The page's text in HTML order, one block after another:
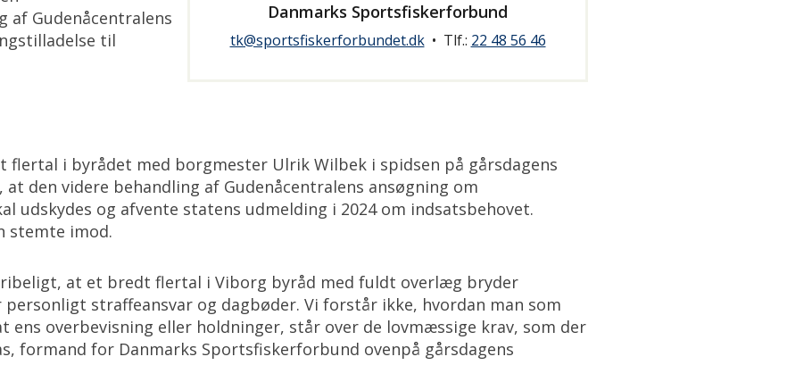
Danmarks Sportsfiskerforbund
tk@sportsfiskerforbundet.dk • Tlf.: 22 48 56 46
af Gudenåcentralens
til
flertal i byrådet med borgmester Ulrik Wilbek i spidsen på gårsdagens
den videre behandling af Gudenåcentralens ansøgning om
udskydes og afvente statens udmelding i 2024 om indsatsbehovet.
stemte imod.
at et bredt flertal i Viborg byråd med fuldt overlæg bryder
straffeansvar og dagbøder. Vi forstår ikke, hvordan man som
ens overbevisning eller holdninger, står over de lovmæssige krav, som der
formand for Danmarks Sportsfiskerforbund ovenpå gårsdagens